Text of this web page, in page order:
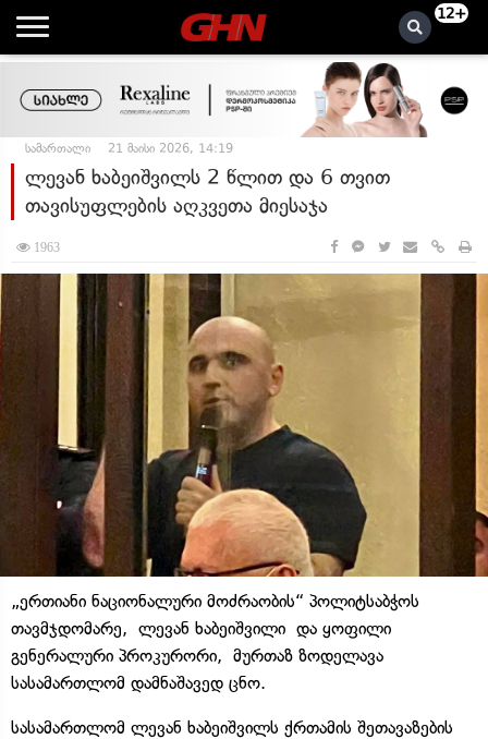
12+
სამართალი 21 მაისი 2026, 14:19
ლევან ხაბეიშვილს 2 წლით და 6 თვით
თავისუფლების აღკვეთა მიესაჯა
1963
„ერთიანი ნაციონალური მოძრაობის“ პოლიტსაბჭოს
თავმჯდომარე, ლევან ხაბეიშვილი და ყოფილი
გენერალური პროკურორი, მურთაზ ზოდელავა
სასამართლომ დამნაშავედ ცნო.
სასამართლომ ლევან ხაბეიშვილს ქრთამის შეთავაზების